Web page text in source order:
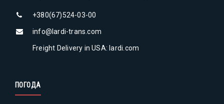
+380(67)524-03-00
info@lardi-trans.com
Freight Delivery in USA: lardi.com
ПОГОДА